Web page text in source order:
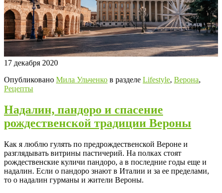
17 декабря 2020
Опубликовано Мила Ульченко в разделе Lifestyle, Верона,
Рецепты
Надалин, пандоро и спасение
рождественской традиции Вероны
Как я люблю гулять по предрождественской Вероне и
разглядывать витрины пастичерий. На полках стоят
рождественские куличи пандоро, а в последние годы еще и
надалин. Если о пандоро знают в Италии и за ее пределами,
то о надалин гурманы и жители Вероны.